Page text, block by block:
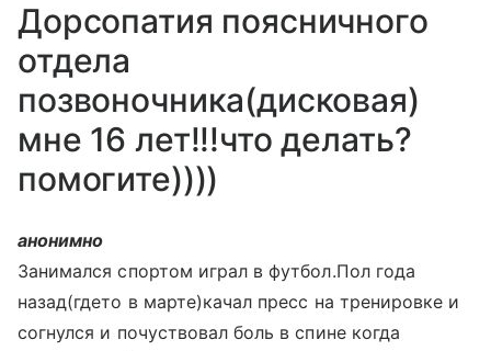
Дорсопатия поясничного
отдела
позвоночника(дисковая)
мне 16 лет!!!что делать?
помогите))))
анонимно
Занимался спортом играл в футбол.Пол года
назад(гдето в марте)качал пресс на тренировке и
согнулся и почуствовал боль в спине когда